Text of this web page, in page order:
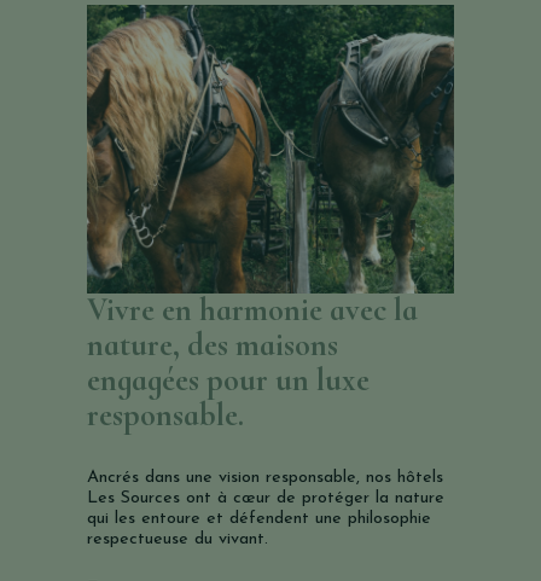
Vivre en harmonie avec la
nature, des maisons
engagées pour un luxe
responsable.
Ancrés dans une vision responsable, nos hôtels
Les Sources ont à cœur de protéger la nature
qui les entoure et défendent une philosophie
respectueuse du vivant.